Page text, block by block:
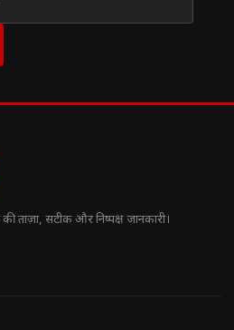
ताज़ा, सटीक और निष्पक्ष जानकारी।